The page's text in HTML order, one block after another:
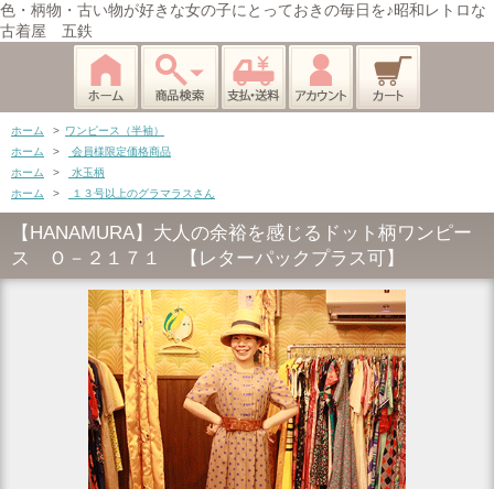
色・柄物・古い物が好きな女の子にとっておきの毎日を♪昭和レトロな
古着屋 五鉄
ホーム > ワンピース（半袖）
ホーム
>
会員様限定価格商品
ホーム
>
水玉柄
ホーム
> １３号以上のグラマラスさん
【HANAMURA】大人の余裕を感じるドット柄ワンピー
ス Ｏ－２１７１ 【レターパックプラス可】